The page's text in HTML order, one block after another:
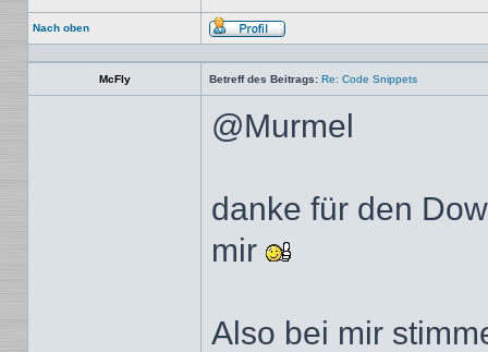
Nach oben
Profil
McFly Betreff des Beitrags: Re: Code Snippets
@Murmel
danke für den
mir
Also bei mir